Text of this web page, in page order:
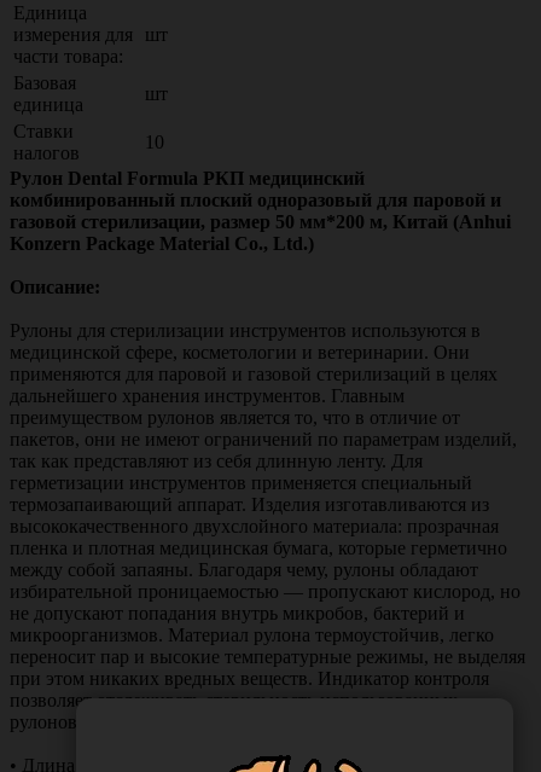
Единица
измерения для
части товара:
шт
Базовая
единица
шт
Ставки
налогов
10
Рулон Dental Formula РКП медицинский
комбинированный плоский одноразовый для паровой и
газовой стерилизации, размер 50 мм*200 м, Китай (Anhui
Konzern Package Material Co., Ltd.)
Описание:
Рулоны для стерилизации инструментов используются в
медицинской сфере, косметологии и ветеринарии. Они
применяются для паровой и газовой стерилизаций в целях
дальнейшего хранения инструментов. Главным
преимуществом рулонов является то, что в отличие от
пакетов, они не имеют ограничений по параметрам изделий,
так как представляют из себя длинную ленту. Для
герметизации инструментов применяется специальный
термозапаивающий аппарат. Изделия изготавливаются из
высококачественного двухслойного материала: прозрачная
пленка и плотная медицинская бумага, которые герметично
между собой запаяны. Благодаря чему, рулоны обладают
избирательной проницаемостью — пропускают кислород, но
не допускают попадания внутрь микробов, бактерий и
микроорганизмов. Материал рулона термоустойчив, легко
переносит пар и высокие температурные режимы, не выделяя
при этом никаких вредных веществ. Индикатор контроля
позволяет отслеживать стерильность использованных
рулонов.
• Длина — 200 м